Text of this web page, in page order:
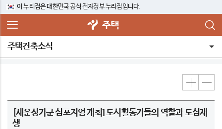
이 누리집은 대한민국 공식 전자정부 누리집입니다.
주택
주택건축소식
[세운상가군 심포지엄 개최] 도시활동가들의 역할과 도심재
생